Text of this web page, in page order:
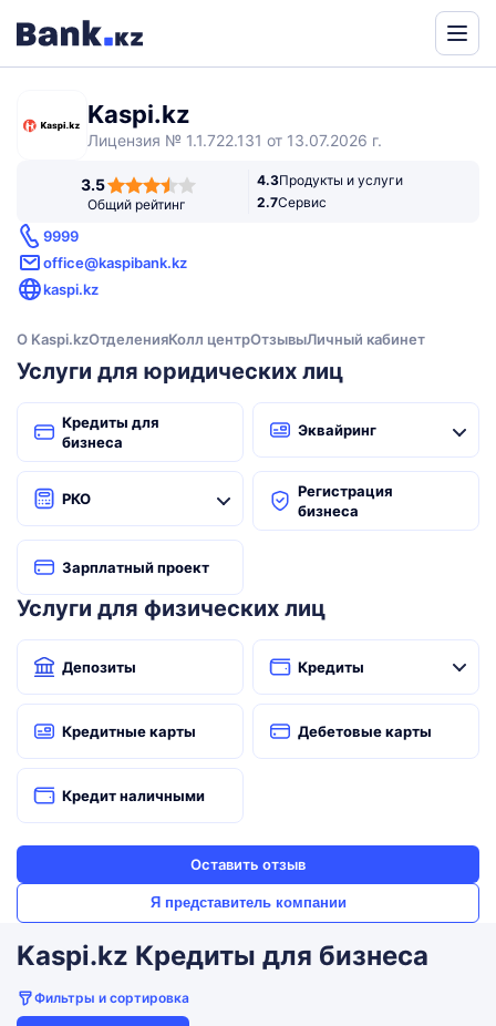
Kaspi.kz
Лицензия № 1.1.722.131 от 13.07.2026 г.
3.5
Общий рейтинг
4.3Продукты и услуги
2.7Сервис
9999
office@kaspibank.kz
kaspi.kz
О Kaspi.kzОтделенияКолл центрОтзывыЛичный кабинет
Услуги для юридических лиц
Кредиты для
бизнеса
Эквайринг
РКО
Регистрация
бизнеса
Зарплатный проект
Услуги для физических лиц
Депозиты Кредиты
Кредитные карты Дебетовые карты
Кредит наличными
Оставить отзыв
Я представитель компании
Kaspi.kz Кредиты для бизнеса
Фильтры и сортировка